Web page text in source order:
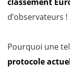
d’observateurs !
Pourquoi une
protocole